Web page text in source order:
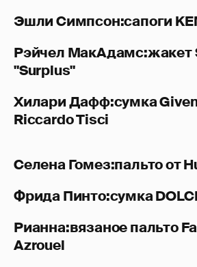
Эшли Симпсон:сапоги
Рэйчел МакАдамс:жакет
"Surplus"
Хилари Дафф:сумка
Riccardo Tisci
Селена Гомез:пальто от
Фрида Пинто:сумка
Рианна:вязаное пальто
Azrouel